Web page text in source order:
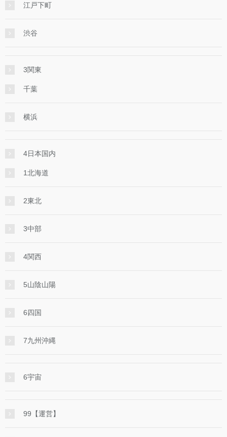
江戸下町
渋谷
3関東
千葉
横浜
4日本国内
1北海道
2東北
3中部
4関西
5山陰山陽
6四国
7九州沖縄
6宇宙
99【運営】